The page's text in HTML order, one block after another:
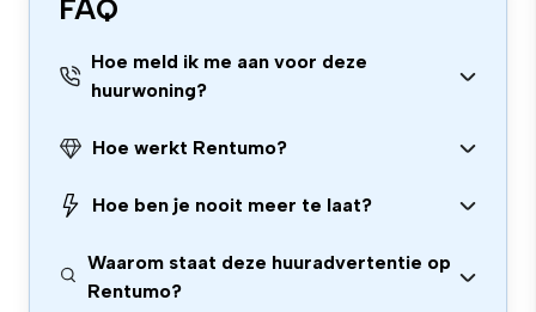
FAQ
Hoe meld ik me aan voor deze
huurwoning?
Hoe werkt Rentumo?
Hoe ben je nooit meer te laat?
Waarom staat deze huuradvertentie op
Rentumo?